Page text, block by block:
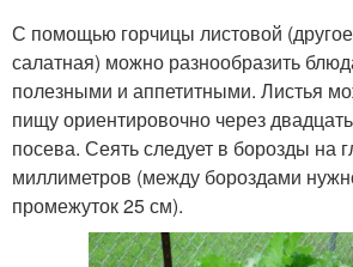
С помощью горчицы листовой
салатная) можно разнообразить
полезными и аппетитными. Листья
пищу ориентировочно через
посева. Сеять следует в борозды на
миллиметров (между бороздами
промежуток 25 см).